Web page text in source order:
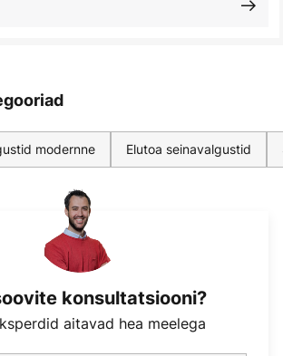
modernne Elutoa seinavalgustid
konsultatsiooni?
aitavad hea meelega